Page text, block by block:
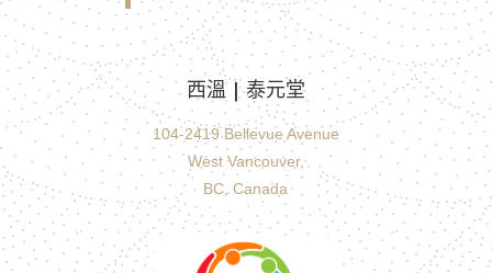
西溫 | 泰元堂
104-2419 Bellevue Avenue
West Vancouver,
BC, Canada